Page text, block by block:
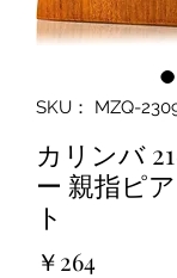
SKU： MZQ-
カリンバ
ー 親指ピ
ト
￥264